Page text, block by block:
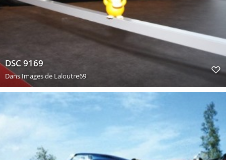
DSC 9169
DansImages de Laloutre69